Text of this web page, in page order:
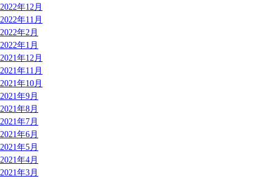
2022年12月
2022年11月
2022年2月
2022年1月
2021年12月
2021年11月
2021年10月
2021年9月
2021年8月
2021年7月
2021年6月
2021年5月
2021年4月
2021年3月